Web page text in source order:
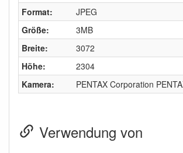
Format:
JPEG
Größe:
3MB
Breite:
3072
Höhe:
2304
Kamera:
PENTAX Corporation
Verwendung von